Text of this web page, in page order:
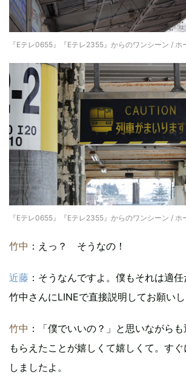
『Eテレ0655』『Eテレ2355』からのワンシーン /
『Eテレ0655』『Eテレ2355』からのワンシーン /
竹中 ：えっ？ そうなの！
近藤 ：そうなんですよ。僕もそれは適
竹中さんにLINEで直接説明してお願いし
竹中 ：「僕でいいの？」と思いながら
もらえたことが嬉しくて嬉しくて。す
しましたよ。